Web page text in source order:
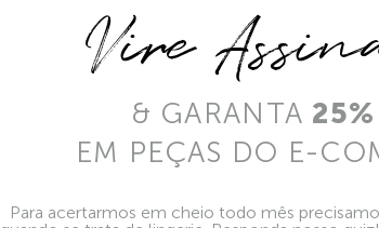
Vire
& GARANTA
EM PEÇAS DO E-
Para acertarmos em cheio todo mês